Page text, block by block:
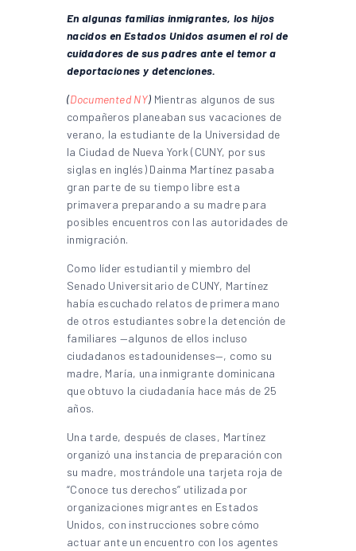
En algunas familias inmigrantes, los hijos
nacidos en Estados Unidos asumen el rol de
cuidadores de sus padres ante el temor a
deportaciones y detenciones.
(Documented NY) Mientras algunos de sus
compañeros planeaban sus vacaciones de
verano, la estudiante de la Universidad de
la Ciudad de Nueva York (CUNY, por sus
siglas en inglés) Dainma Martínez pasaba
gran parte de su tiempo libre esta
primavera preparando a su madre para
posibles encuentros con las autoridades de
inmigración.
Como líder estudiantil y miembro del
Senado Universitario de CUNY, Martínez
había escuchado relatos de primera mano
de otros estudiantes sobre la detención de
familiares —algunos de ellos incluso
ciudadanos estadounidenses—, como su
madre, María, una inmigrante dominicana
que obtuvo la ciudadanía hace más de 25
años.
Una tarde, después de clases, Martínez
organizó una instancia de preparación con
su madre, mostrándole una tarjeta roja de
“Conoce tus derechos” utilizada por
organizaciones migrantes en Estados
Unidos, con instrucciones sobre cómo
actuar ante un encuentro con los agentes